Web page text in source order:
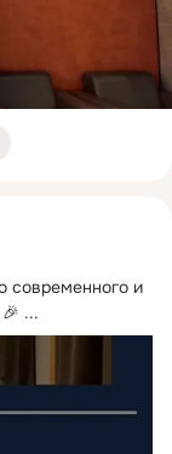
современного и
...